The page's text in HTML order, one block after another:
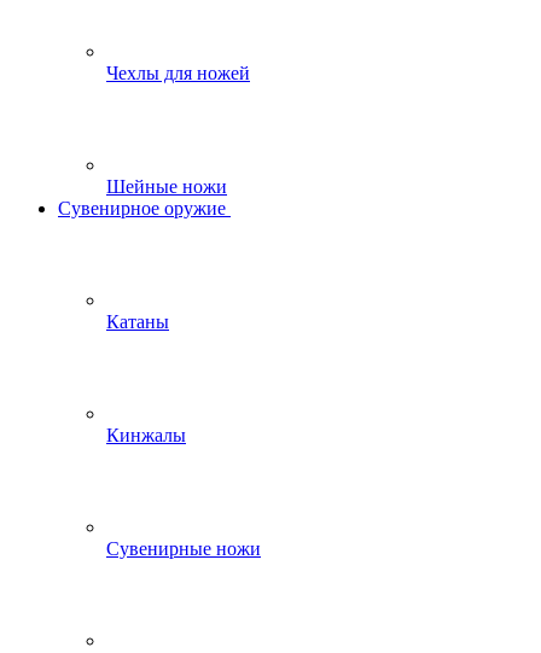
Чехлы для ножей
Шейные ножи
Сувенирное оружие
Катаны
Кинжалы
Сувенирные ножи